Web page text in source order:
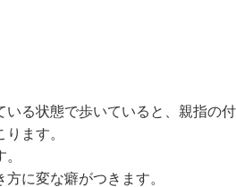
る状態で歩いていると、親指の
ます。
に変な癖がつきます。